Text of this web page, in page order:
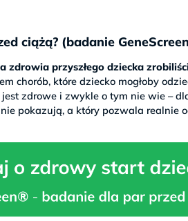
ciążą? (badanie
zdrowia przyszłego dziecka
chorób, które dziecko mogłoby
zdrowe i zwykle o tym nie wie –
pokazują, a który pozwala realnie